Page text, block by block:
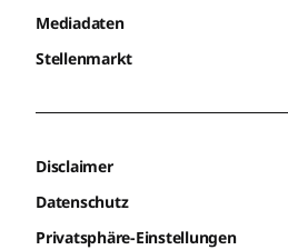
Mediadaten
Stellenmarkt
Disclaimer
Datenschutz
Privatsphäre-Einstellungen